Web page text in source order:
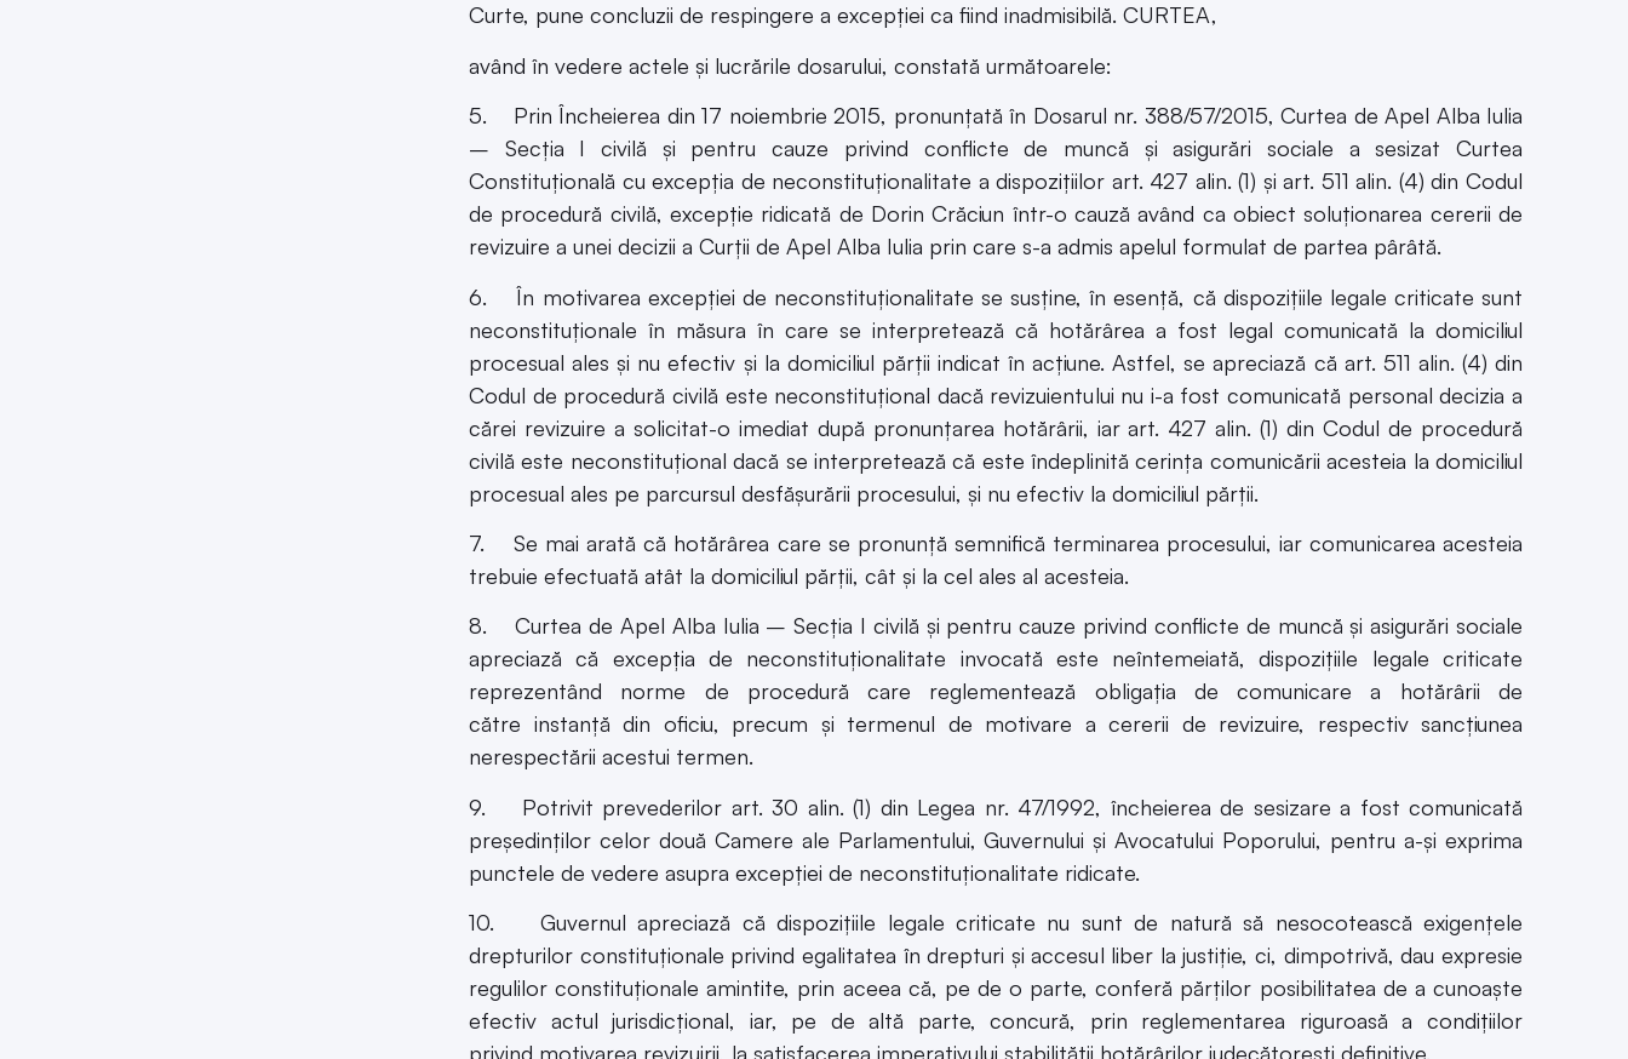
Curte, pune concluzii de respingere a excepţiei ca fiind inadmisibilă. CURTEA,
având în vedere actele şi lucrările dosarului, constată următoarele:
5. Prin Încheierea din 17 noiembrie 2015, pronunţată în Dosarul nr. 388/57/2015, Curtea de Apel Alba Iulia
– Secţia I civilă şi pentru cauze privind conflicte de muncă şi asigurări sociale a sesizat Curtea
Constituţională cu excepţia de neconstituţionalitate a dispoziţiilor art. 427 alin. (1) şi art. 511 alin. (4) din Codul
de procedură civilă, excepţie ridicată de Dorin Crăciun într-o cauză având ca obiect soluţionarea cererii de
revizuire a unei decizii a Curţii de Apel Alba Iulia prin care s-a admis apelul formulat de partea pârâtă.
6. În motivarea excepţiei de neconstituţionalitate se susţine, în esenţă, că dispoziţiile legale criticate sunt
neconstituţionale în măsura în care se interpretează că hotărârea a fost legal comunicată la domiciliul
procesual ales şi nu efectiv şi la domiciliul părţii indicat în acţiune. Astfel, se apreciază că art. 511 alin. (4) din
Codul de procedură civilă este neconstituţional dacă revizuientului nu i-a fost comunicată personal decizia a
cărei revizuire a solicitat-o imediat după pronunţarea hotărârii, iar art. 427 alin. (1) din Codul de procedură
civilă este neconstituţional dacă se interpretează că este îndeplinită cerinţa comunicării acesteia la domiciliul
procesual ales pe parcursul desfăşurării procesului, şi nu efectiv la domiciliul părţii.
7. Se mai arată că hotărârea care se pronunţă semnifică terminarea procesului, iar comunicarea acesteia
trebuie efectuată atât la domiciliul părţii, cât şi la cel ales al acesteia.
8. Curtea de Apel Alba Iulia – Secţia I civilă şi pentru cauze privind conflicte de muncă şi asigurări sociale
apreciază că excepţia de neconstituţionalitate invocată este neîntemeiată, dispoziţiile legale criticate
reprezentând norme de procedură care reglementează obligaţia de comunicare a hotărârii de
către instanţă din oficiu, precum şi termenul de motivare a cererii de revizuire, respectiv sancţiunea
nerespectării acestui termen.
9. Potrivit prevederilor art. 30 alin. (1) din Legea nr. 47/1992, încheierea de sesizare a fost comunicată
preşedinţilor celor două Camere ale Parlamentului, Guvernului şi Avocatului Poporului, pentru a-şi exprima
punctele de vedere asupra excepţiei de neconstituţionalitate ridicate.
10. Guvernul apreciază că dispoziţiile legale criticate nu sunt de natură să nesocotească exigenţele
drepturilor constituţionale privind egalitatea în drepturi şi accesul liber la justiţie, ci, dimpotrivă, dau expresie
regulilor constituţionale amintite, prin aceea că, pe de o parte, conferă părţilor posibilitatea de a cunoaşte
efectiv actul jurisdicţional, iar, pe de altă parte, concură, prin reglementarea riguroasă a condiţiilor
privind motivarea revizuirii, la satisfacerea imperativului stabilităţii hotărârilor judecătoreşti definitive.